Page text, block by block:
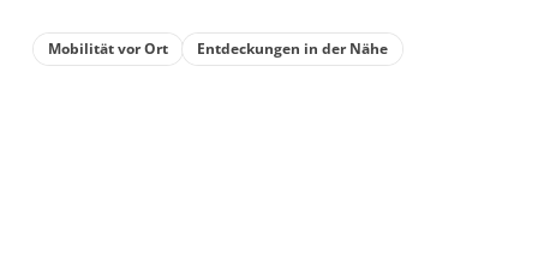
Mobilität vor Ort Entdeckungen in der Nähe